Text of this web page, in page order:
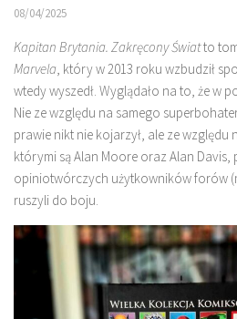
08/04/2025
Kapitan Brytania. Zakręcony Światto
Marvela, który w 2013 roku wzbudził
wtedy wyszedł. Wyglądało na to, że w
Nie ze względu na samego
prawie nikt nie kojarzył, ale ze
którymi są Alan Moore oraz Alan
opiniotwórczych użytkowników forów
ruszyli do boju.